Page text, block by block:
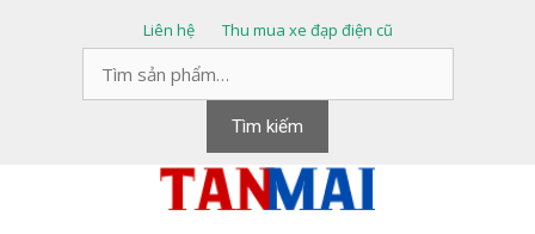
Liên hệ
Thu mua xe đạp điện cũ
kiếm:
Tìm kiếm